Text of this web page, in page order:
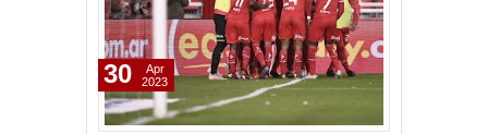
30
Apr
2023